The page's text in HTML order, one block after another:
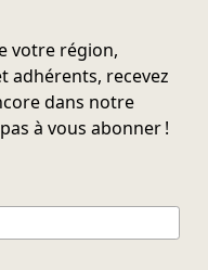
votre région,
adhérents, recevez
dans notre
à vous abonner !